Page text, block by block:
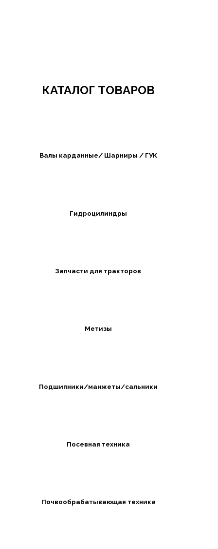
КАТАЛОГ ТОВАРОВ
Валы карданные/ Шарниры / ГУК
Гидроцилиндры
Запчасти для тракторов
Метизы
Подшипники/манжеты/сальники
Посевная техника
Почвообрабатывающая техника